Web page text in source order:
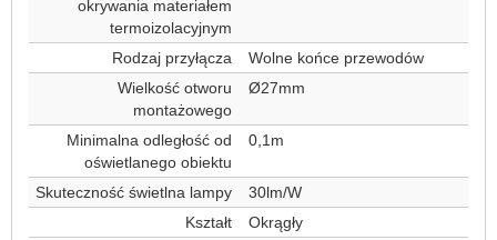
okrywania materiałem
termoizolacyjnym
Rodzaj przyłącza
Wolne końce przewodów
Wielkość otworu
montażowego
Ø27mm
Minimalna odległość od
oświetlanego obiektu
0,1m
Skuteczność świetlna lampy
30lm/W
Kształt
Okrągły